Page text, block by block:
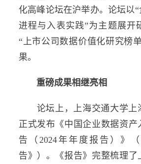
化高峰论坛在沪举办。论坛以
进程与入表实践”为主题展开
“上市公司数据价值化研究榜
果。
重磅成果相继亮相
论坛上，上海交通大学上
正式发布《中国企业数据资产
告（2024年年度报告）》
告》）。《报告》完整梳理了